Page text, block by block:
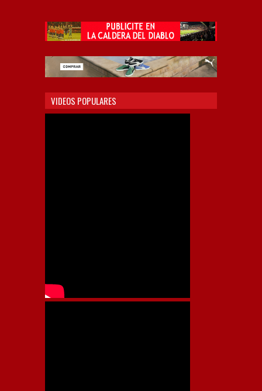
VIDEOS POPULARES